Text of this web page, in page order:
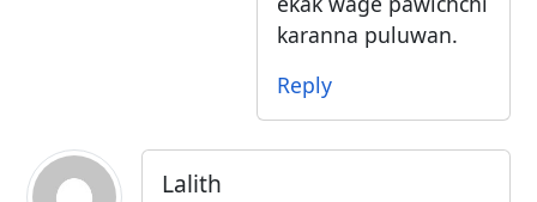
karanna puluwan.
Reply
Lalith